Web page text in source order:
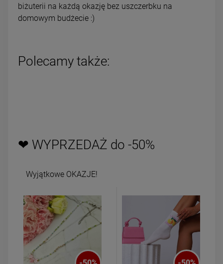
biżuterii na każdą okazję bez uszczerbku na
domowym budżecie :)
Polecamy także:
❤ WYPRZEDAŻ do -50%
Wyjątkowe OKAZJE!